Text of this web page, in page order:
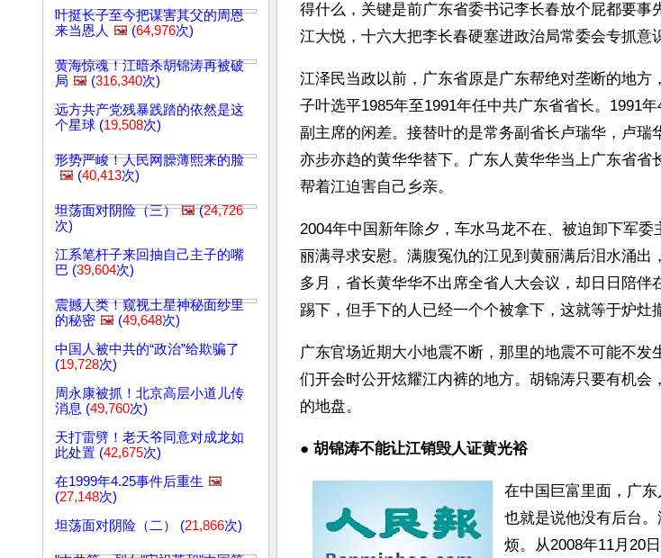
叶挺长子至今把谋害其父的周恩
来当恩人 🖼️ (64,976次)
黄海惊魂！江暗杀胡锦涛再被破
局 🖼️ (316,340次)
远方共产党残暴践踏的依然是这
个星球 (19,508次)
形势严峻！人民网臊薄熙来的脸
🖼️ (40,413次)
坦荡面对阴险（三） 🖼️(24,726
次)
江系笔杆子来回抽自己主子的嘴
巴 (39,604次)
震撼人类！窥视土星神秘面纱里
的秘密 🖼️ (49,648次)
中国人被中共的“政治”给欺骗了
(19,728次)
周永康被抓！北京高层小道儿传
消息 (49,760次)
天打雷劈！老天爷同意对成龙如
此处置 (42,675次)
在1999年4.25事件后重生 🖼️
(27,148次)
坦荡面对阴险（二） (21,866次)
得什么，关键是前广东省委书记李长春放个屁都要事
江大悦，十六大把李长春硬塞进政治局常委会专抓意
江泽民当政以前，广东省原是广东帮绝对垄断的地
子叶选平1985年至1991年任中共广东省省长。1991
副主席的闲差。接替叶的是常务副省长卢瑞华，卢瑞
亦步亦趋的黄华华替下。广东人黄华华当上广东省
帮着江迫害自己乡亲。
2004年中国新年除夕，车水马龙不在、被迫卸下军
丽满寻求安慰。满腹冤仇的江见到黄丽满后泪水涌出
多月，省长黄华华不出席全省人大会议，却日日陪伴
踢下，但手下的人已经一个个被拿下，这就等于炉灶
广东官场近期大小地震不断，那里的地震不可能不发
们开会时公开炫耀江内裤的地方。胡锦涛只要有机
的地盘。
● 胡锦涛不能让江销毁人证黄光裕
在中国巨富里面，广
也就是说他没有后台
烦。从2008年11月20